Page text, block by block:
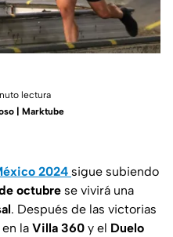
lectura
| Marktube
2024 sigue subiendo
octubre se vivirá una
. Después de las victorias
la Villa 360 y el Duelo